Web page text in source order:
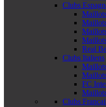
Clubs
Real
Clubs Italiens
FC
Clubs